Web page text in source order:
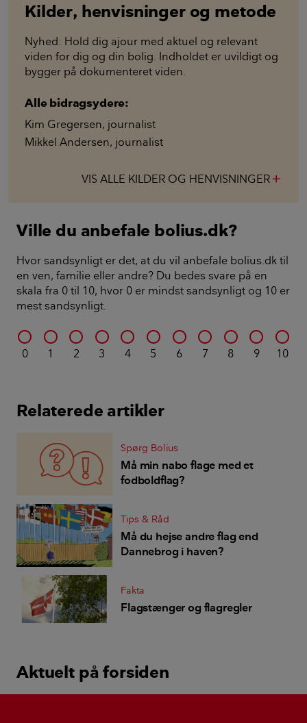
Kilder, henvisninger og metode
Nyhed: Hold dig ajour med aktuel og relevant
viden for dig og din bolig. Indholdet er uvildigt og
bygger på dokumenteret viden.
Alle bidragsydere:
Kim Gregersen, journalist
Mikkel Andersen, journalist
VIS ALLE KILDER OG HENVISNINGER
Ville du anbefale bolius.dk?
Hvor sandsynligt er det, at du vil anbefale bolius.dk til
en ven, familie eller andre? Du bedes svare på en
skala fra 0 til 10, hvor 0 er mindst sandsynligt og 10 er
mest sandsynligt.
0 1 2 3 4 5 6 7 8 9 10
Relaterede artikler
Spørg Bolius
Må min nabo flage med et
fodboldflag?
Tips & Råd
Må du hejse andre flag end
Dannebrog i haven?
Fakta
Flagstænger og flagregler
Aktuelt på forsiden